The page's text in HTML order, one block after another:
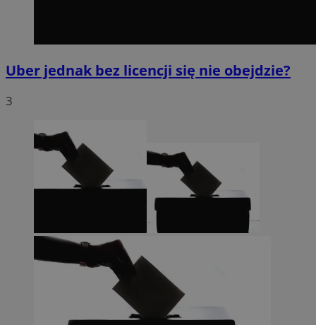
Uber jednak bez licencji się nie obejdzie?
3